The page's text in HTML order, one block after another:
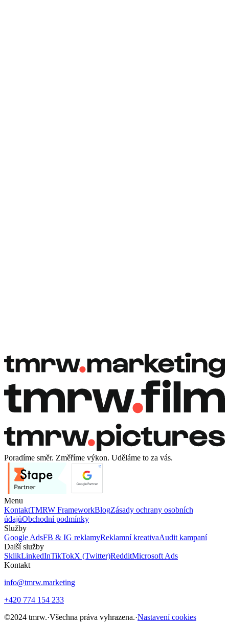
Rezervovat hovor Rezervovat hovor
Poradíme směr. Změříme výkon. Uděláme to za vás.
Menu
KontaktTMRW FrameworkBlogZásady ochrany osobních
údajůObchodní podmínky
Služby
Google AdsFB & IG reklamyReklamní kreativaAudit kampaní
Další služby
SklikLinkedInTikTokX (Twitter)RedditMicrosoft Ads
Kontakt
info@tmrw.marketing
+420 774 154 233
©2024 tmrw.·Všechna práva vyhrazena.·Nastavení cookies